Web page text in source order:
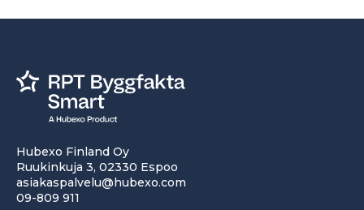
Hubexo Finland Oy
Ruukinkuja 3, 02330 Espoo
asiakaspalvelu@hubexo.com
09-809 911